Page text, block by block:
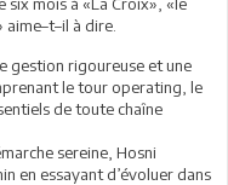
à dire.
gestion rigoureuse et une
le tour operating, le
de toute chaîne
sereine, Hosni
en essayant d’évoluer dans